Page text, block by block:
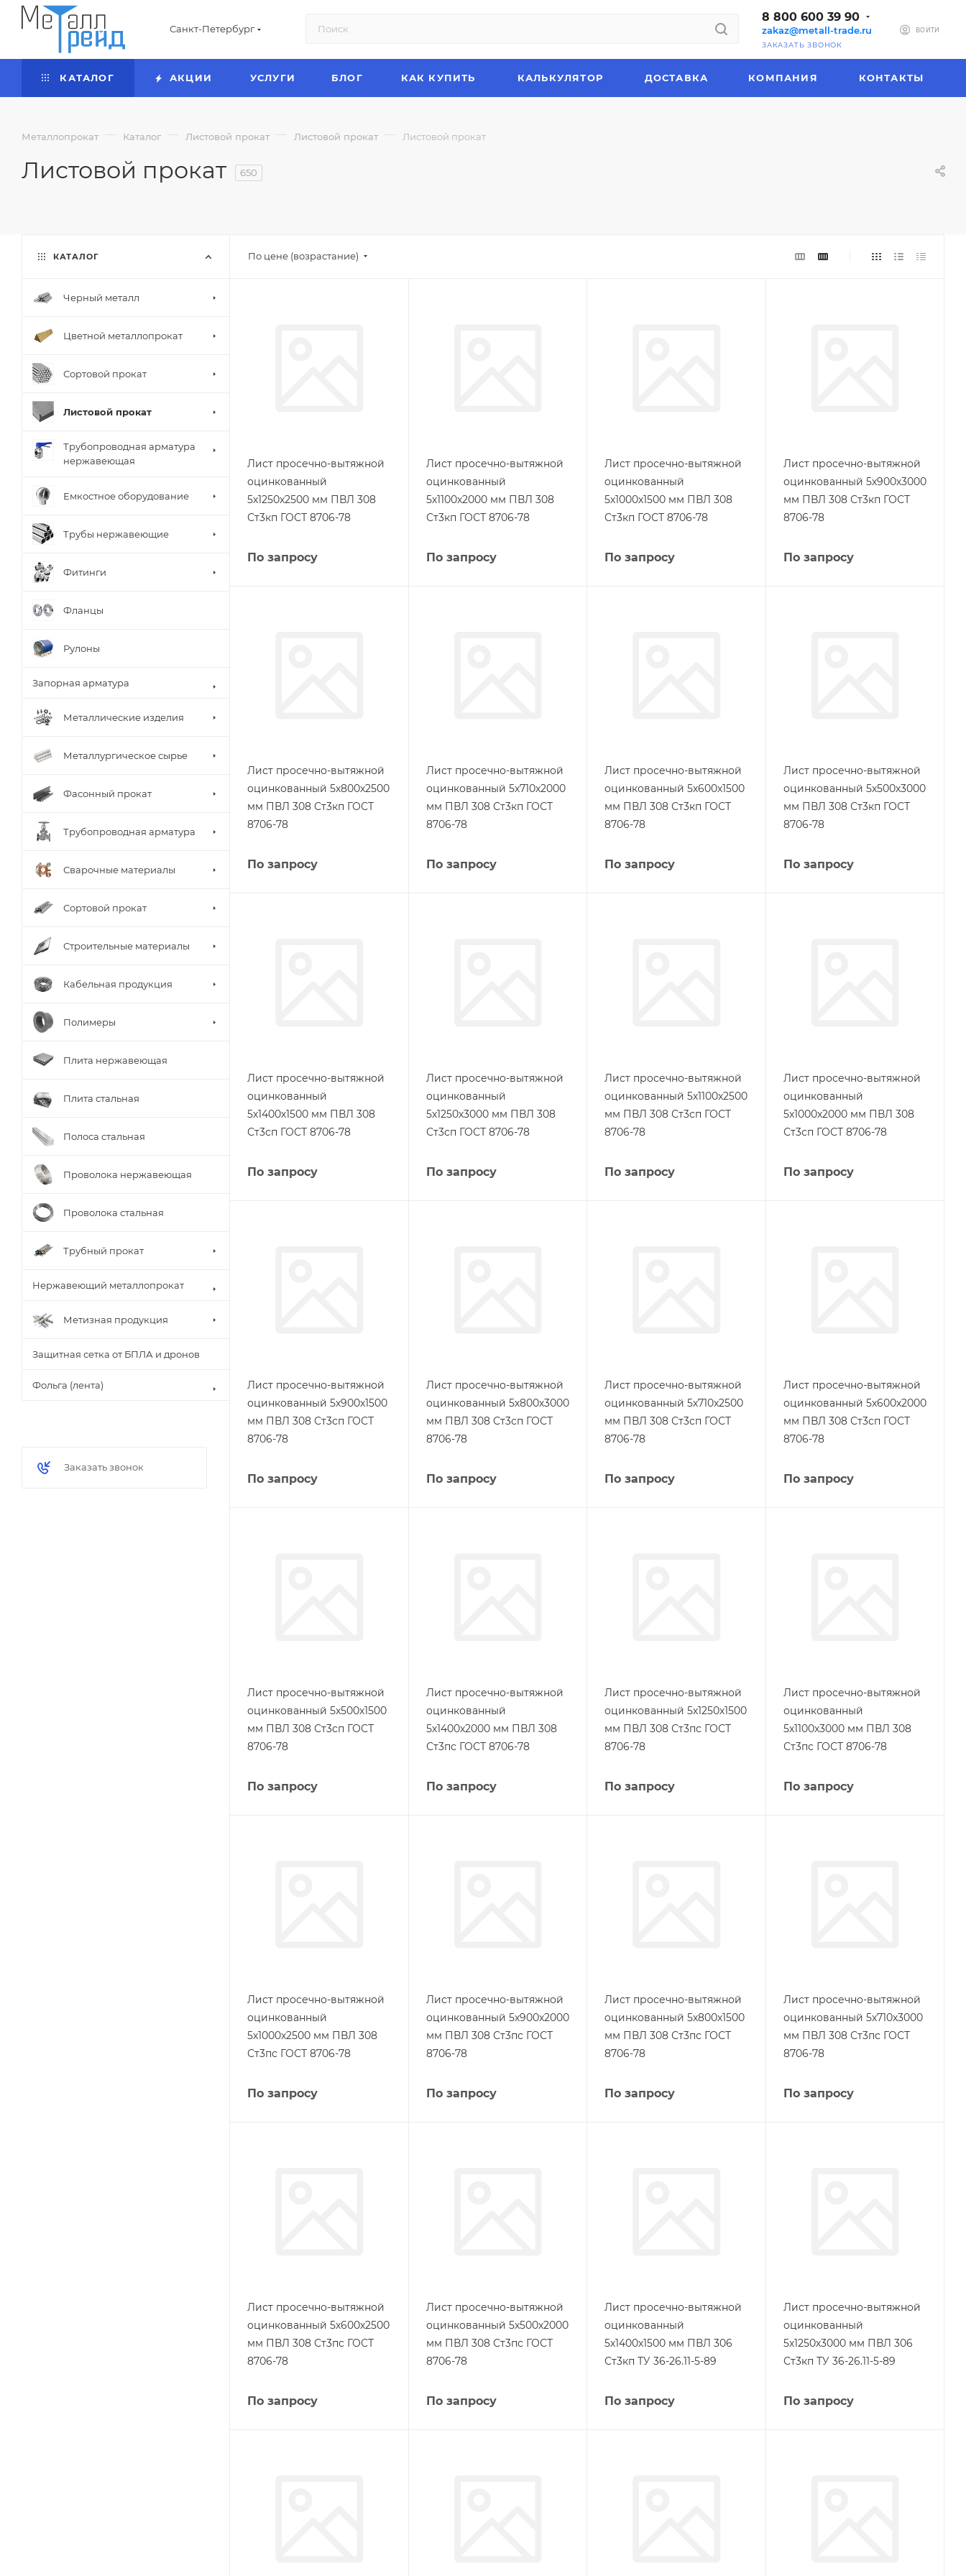
Санкт-Петербург
8 800 600 39 90
zakaz@metall-trade.ru
ЗАКАЗАТЬ ЗВОНОК
ВОЙТИ
КАТАЛОГ АКЦИИ УСЛУГИ БЛОГ КАК КУПИТЬ КАЛЬКУЛЯТОР ДОСТАВКА КОМПАНИЯ КОНТАКТЫ
Металлопрокат — Каталог — Листовой прокат — Листовой прокат — Листовой прокат
Листовой прокат 650
По цене (возрастание)
Лист просечно-вытяжной
оцинкованный
5х1250х2500 мм ПВЛ 308
Ст3кп ГОСТ 8706-78
По запросу
Лист просечно-вытяжной
оцинкованный
5х1100х2000 мм ПВЛ 308
Ст3кп ГОСТ 8706-78
По запросу
Лист просечно-вытяжной
оцинкованный
5х1000х1500 мм ПВЛ 308
Ст3кп ГОСТ 8706-78
По запросу
Лист просечно-вытяжной
оцинкованный 5х900х3000
мм ПВЛ 308 Ст3кп ГОСТ
8706-78
По запросу
Лист просечно-вытяжной
оцинкованный 5х800х2500
мм ПВЛ 308 Ст3кп ГОСТ
8706-78
По запросу
Лист просечно-вытяжной
оцинкованный 5х710х2000
мм ПВЛ 308 Ст3кп ГОСТ
8706-78
По запросу
Лист просечно-вытяжной
оцинкованный 5х600х1500
мм ПВЛ 308 Ст3кп ГОСТ
8706-78
По запросу
Лист просечно-вытяжной
оцинкованный 5х500х3000
мм ПВЛ 308 Ст3кп ГОСТ
8706-78
По запросу
Лист просечно-вытяжной
оцинкованный
5х1400х1500 мм ПВЛ 308
Ст3сп ГОСТ 8706-78
По запросу
Лист просечно-вытяжной
оцинкованный
5х1250х3000 мм ПВЛ 308
Ст3сп ГОСТ 8706-78
По запросу
Лист просечно-вытяжной
оцинкованный 5х1100х2500
мм ПВЛ 308 Ст3сп ГОСТ
8706-78
По запросу
Лист просечно-вытяжной
оцинкованный
5х1000х2000 мм ПВЛ 308
Ст3сп ГОСТ 8706-78
По запросу
Лист просечно-вытяжной
оцинкованный 5х900х1500
мм ПВЛ 308 Ст3сп ГОСТ
8706-78
По запросу
Лист просечно-вытяжной
оцинкованный 5х800х3000
мм ПВЛ 308 Ст3сп ГОСТ
8706-78
По запросу
Лист просечно-вытяжной
оцинкованный 5х710х2500
мм ПВЛ 308 Ст3сп ГОСТ
8706-78
По запросу
Лист просечно-вытяжной
оцинкованный 5х600х2000
мм ПВЛ 308 Ст3сп ГОСТ
8706-78
По запросу
Лист просечно-вытяжной
оцинкованный 5х500х1500
мм ПВЛ 308 Ст3сп ГОСТ
8706-78
По запросу
Лист просечно-вытяжной
оцинкованный
5х1400х2000 мм ПВЛ 308
Ст3пс ГОСТ 8706-78
По запросу
Лист просечно-вытяжной
оцинкованный 5х1250х1500
мм ПВЛ 308 Ст3пс ГОСТ
8706-78
По запросу
Лист просечно-вытяжной
оцинкованный
5х1100х3000 мм ПВЛ 308
Ст3пс ГОСТ 8706-78
По запросу
Лист просечно-вытяжной
оцинкованный
5х1000х2500 мм ПВЛ 308
Ст3пс ГОСТ 8706-78
По запросу
Лист просечно-вытяжной
оцинкованный 5х900х2000
мм ПВЛ 308 Ст3пс ГОСТ
8706-78
По запросу
Лист просечно-вытяжной
оцинкованный 5х800х1500
мм ПВЛ 308 Ст3пс ГОСТ
8706-78
По запросу
Лист просечно-вытяжной
оцинкованный 5х710х3000
мм ПВЛ 308 Ст3пс ГОСТ
8706-78
По запросу
Лист просечно-вытяжной
оцинкованный 5х600х2500
мм ПВЛ 308 Ст3пс ГОСТ
8706-78
По запросу
Лист просечно-вытяжной
оцинкованный 5х500х2000
мм ПВЛ 308 Ст3пс ГОСТ
8706-78
По запросу
Лист просечно-вытяжной
оцинкованный
5х1400х1500 мм ПВЛ 306
Ст3кп ТУ 36-26.11-5-89
По запросу
Лист просечно-вытяжной
оцинкованный
5х1250х3000 мм ПВЛ 306
Ст3кп ТУ 36-26.11-5-89
По запросу
КАТАЛОГ
Черный металл
Цветной металлопрокат
Сортовой прокат
Листовой прокат
Трубопроводная арматура
нержавеющая
Емкостное оборудование
Трубы нержавеющие
Фитинги
Фланцы
Рулоны
Запорная арматура
Металлические изделия
Металлургическое сырье
Фасонный прокат
Трубопроводная арматура
Сварочные материалы
Сортовой прокат
Строительные материалы
Кабельная продукция
Полимеры
Плита нержавеющая
Плита стальная
Полоса стальная
Проволока нержавеющая
Проволока стальная
Трубный прокат
Нержавеющий металлопрокат
Метизная продукция
Защитная сетка от БПЛА и дронов
Фольга (лента)
Заказать звонок